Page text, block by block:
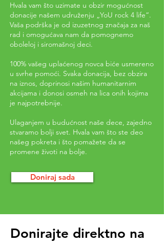
Hvala vam što uzimate u obzir mogućnost
donacije našem udruženju „YoU rock 4 life“.
Vaša podrška je od izuzetnog značaja za naš
rad i omogućava nam da pomognemo
oboleloj i siromašnoj deci.
100% vašeg uplaćenog novca biće usmereno
u svrhe pomoći. Svaka donacija, bez obzira
na iznos, doprinosi našim humanitarnim
akcijama i donosi osmeh na lica onih kojima
je najpotrebnije.
Ulaganjem u budućnost naše dece, zajedno
stvaramo bolji svet. Hvala vam što ste deo
našeg pokreta i što pomažete da se
promene životi na bolje.
Doniraj sada
Donirajte direktno na